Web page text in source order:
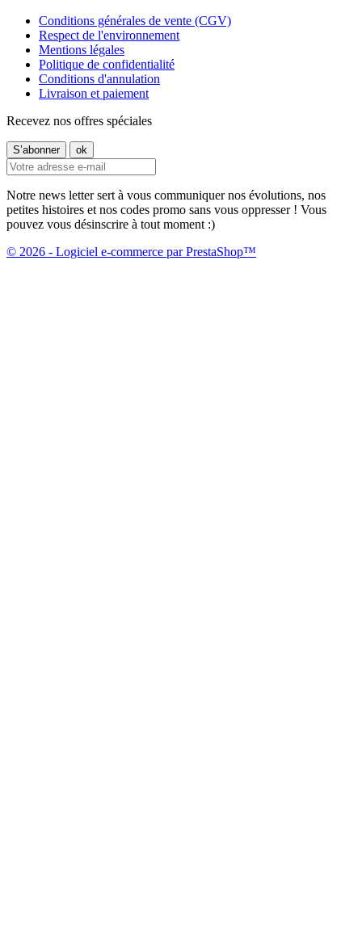
Conditions générales de vente (CGV)
Respect de l'environnement
Mentions légales
Politique de confidentialité
Conditions d'annulation
Livraison et paiement
Recevez nos offres spéciales
Notre news letter sert à vous communiquer nos évolutions, nos
petites histoires et nos codes promo sans vous oppresser ! Vous
pouvez vous désinscrire à tout moment :)
© 2026 - Logiciel e-commerce par PrestaShop™